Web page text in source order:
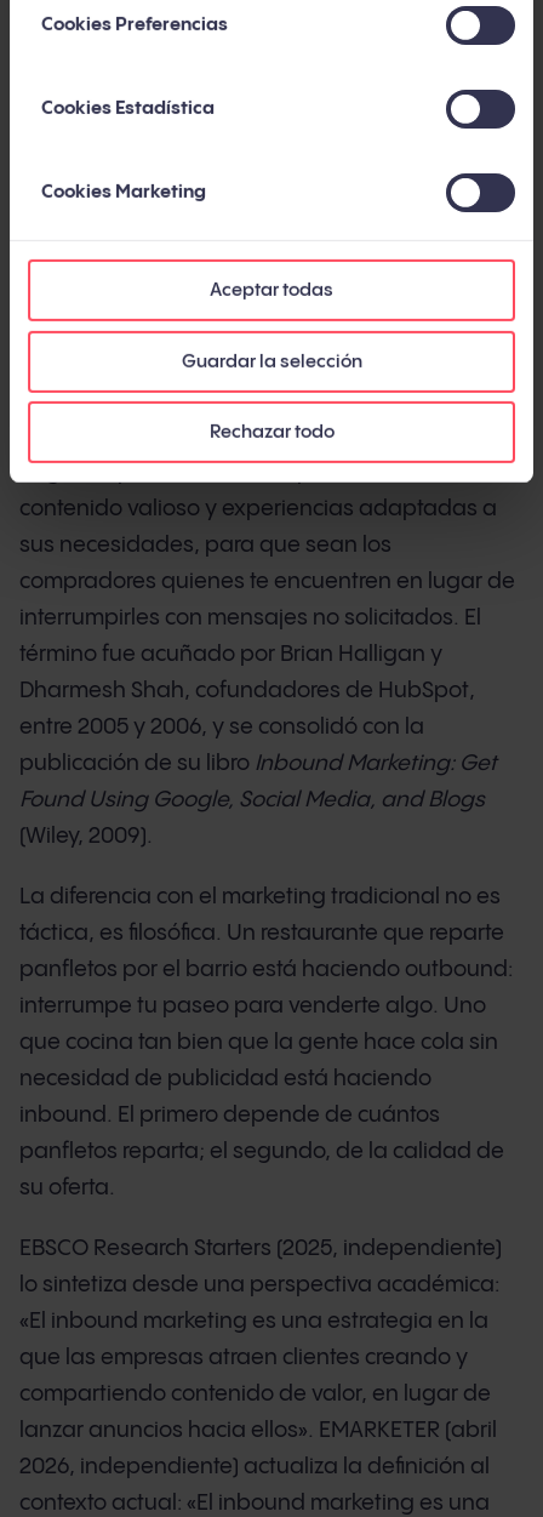
Cookies Preferencias
Cookies Estadística
Cookies Marketing
Aceptar todas
Guardar la selección
Rechazar todo
las reglas de hace dos generaciones.
actualizada: qué es el inbound marketing hoy,
metodología, métricas y herramientas necesitas,
independientes y de nuestra experiencia en más
de 450 proyectos a lo largo de 14 años.
Qué es el inbound marketing
El inbound marketing es una metodología de
contenido valioso y experiencias adaptadas a
sus necesidades, para que sean los
compradores quienes te encuentren en lugar de
interrumpirles con mensajes no solicitados. El
término fue acuñado por Brian Halligan y
Dharmesh Shah, cofundadores de HubSpot,
entre 2005 y 2006, y se consolidó con la
publicación de su libro Inbound Marketing: Get
Found Using Google, Social Media, and Blogs
(Wiley, 2009).
La diferencia con el marketing tradicional no es
táctica, es filosófica. Un restaurante que reparte
panfletos por el barrio está haciendo outbound:
interrumpe tu paseo para venderte algo. Uno
que cocina tan bien que la gente hace cola sin
necesidad de publicidad está haciendo
inbound. El primero depende de cuántos
panfletos reparta; el segundo, de la calidad de
su oferta.
EBSCO Research Starters (2025, independiente)
lo sintetiza desde una perspectiva académica:
«El inbound marketing es una estrategia en la
que las empresas atraen clientes creando y
compartiendo contenido de valor, en lugar de
lanzar anuncios hacia ellos». EMARKETER (abril
2026, independiente) actualiza la definición al
contexto actual: «El inbound marketing es una